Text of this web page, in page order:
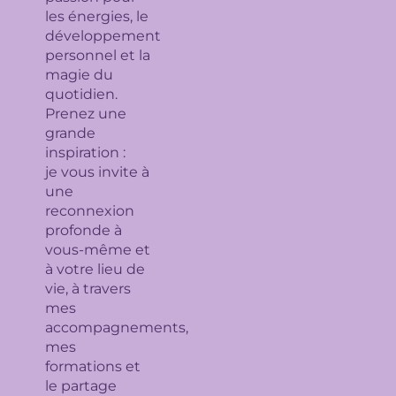
les énergies, le
développement
personnel et la
magie du
quotidien.
Prenez une
grande
inspiration :
je vous invite à
une
reconnexion
profonde à
vous-même et
à votre lieu de
vie, à travers
mes
accompagnements,
mes
formations et
le partage